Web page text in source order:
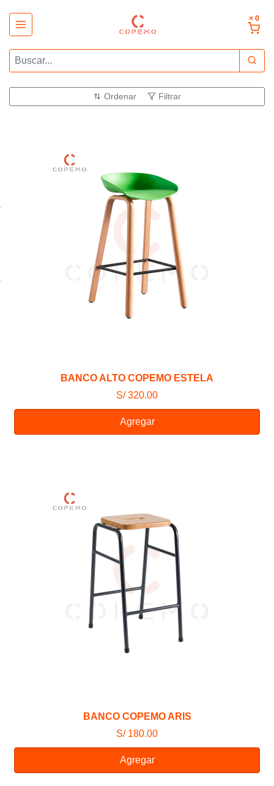
× 0
Ordenar Filtrar
BANCO ALTO COPEMO ESTELA
S/ 320.00
Agregar
BANCO COPEMO ARIS
S/ 180.00
Agregar